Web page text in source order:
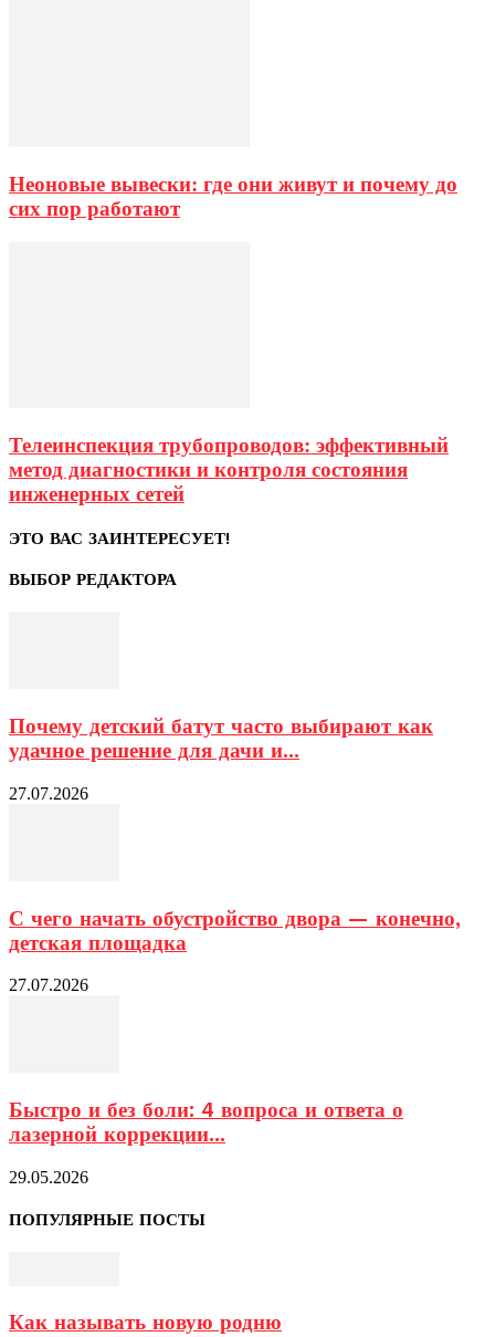
Неоновые вывески: где они живут и почему до
сих пор работают
Телеинспекция трубопроводов: эффективный
метод диагностики и контроля состояния
инженерных сетей
ЭТО ВАС ЗАИНТЕРЕСУЕТ!
ВЫБОР РЕДАКТОРА
Почему детский батут часто выбирают как
удачное решение для дачи и...
27.07.2026
С чего начать обустройство двора — конечно,
детская площадка
27.07.2026
Быстро и без боли: 4 вопроса и ответа о
лазерной коррекции...
29.05.2026
ПОПУЛЯРНЫЕ ПОСТЫ
Как называть новую родню